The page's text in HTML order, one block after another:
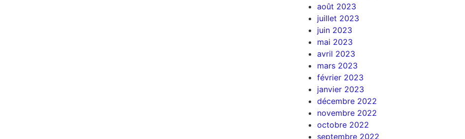
août 2023
juillet 2023
juin 2023
mai 2023
avril 2023
mars 2023
février 2023
janvier 2023
décembre 2022
novembre 2022
octobre 2022
septembre 2022